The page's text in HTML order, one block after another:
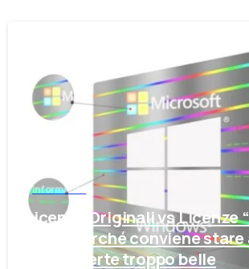
Informatica
Licenze Originali vs Licenze
euro”: perché conviene
dalle offerte troppo belle